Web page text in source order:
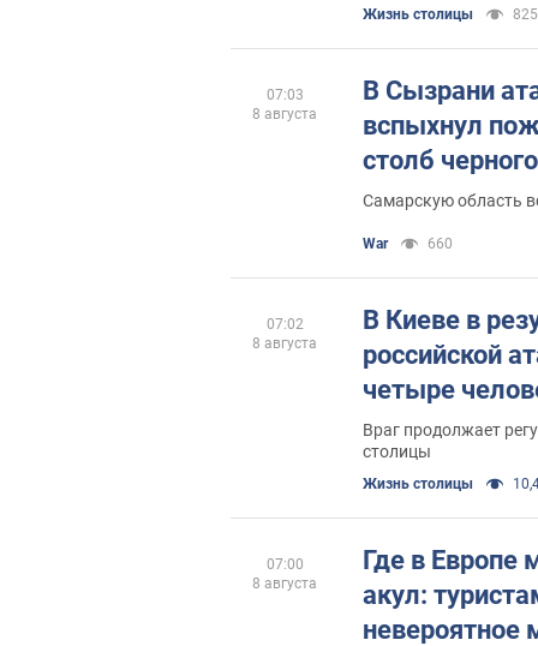
Жизнь столицы 825
В Сызрани
вспыхнул
столб
Самарскую область
War 660
07:03
8 августа
В Киеве в
российской
четыре
Враг продолжает
столицы
Жизнь столицы
07:02
8 августа
Где в Европе
акул:
невероятное
07:00
8 августа